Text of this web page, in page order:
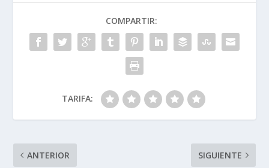
COMPARTIR:
TARIFA:
ANTERIOR SIGUIENTE